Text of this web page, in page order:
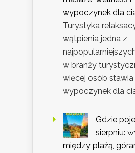
wypoczynek dla
Turystyka
wątpienia jedna z
w branży
więcej osób stawia
wypoczynek dla
Gdzie
sierpniu:
między plażą,